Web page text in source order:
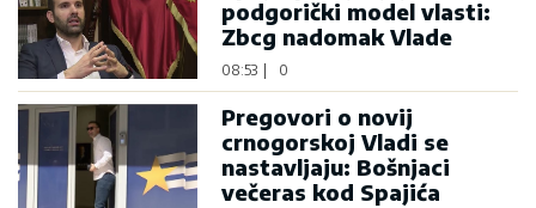
podgorički model vlasti:
Zbcg nadomak Vlade
08:53 0
Pregovori o novij
crnogorskoj Vladi se
nastavljaju: Bošnjaci
večeras kod Spajića